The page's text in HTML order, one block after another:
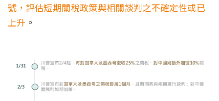
號，評估短期關稅政策與相關談判之不確定性或已
上升 。